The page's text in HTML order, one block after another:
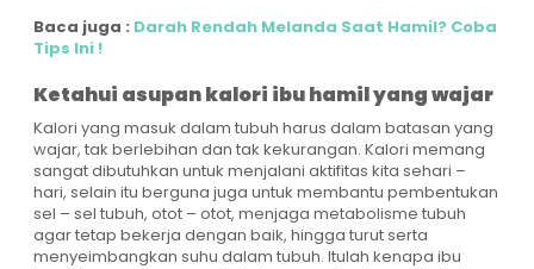
Baca juga : Darah Rendah Melanda Saat Hamil? Coba
Tips Ini !
Ketahui asupan kalori ibu hamil yang wajar
Kalori yang masuk dalam tubuh harus dalam batasan yang
wajar, tak berlebihan dan tak kekurangan. Kalori memang
sangat dibutuhkan untuk menjalani aktifitas kita sehari –
hari, selain itu berguna juga untuk membantu pembentukan
sel – sel tubuh, otot – otot, menjaga metabolisme tubuh
agar tetap bekerja dengan baik, hingga turut serta
menyeimbangkan suhu dalam tubuh. Itulah kenapa ibu